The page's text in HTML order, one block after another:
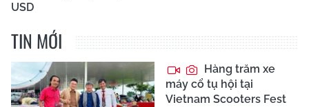
USD
TIN MỚI
Hàng trăm xe
máy cổ tụ hội tại
Vietnam Scooters Fest